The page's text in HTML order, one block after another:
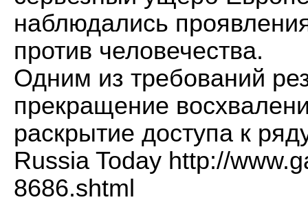
наблюдались
против человечества.
Одним из требований
прекращение
раскрытие доступа к
Russia Today http://
8686.shtml